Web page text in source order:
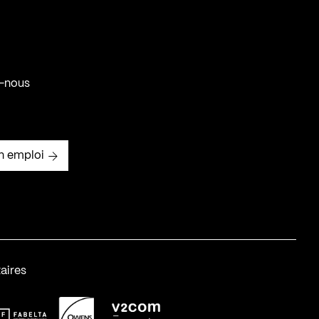
nous
emploi